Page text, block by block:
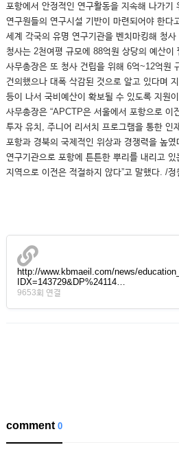
포항에서 안정적인 연구활동을 지속해 나가
연구원들의 연구시설 기반이 마련되어야 한다
세계 각국의 유명 연구기관을 벤치마킹해 청
청사는 2천여평 규모에 88억원 상당의 예산이
사무총장은 또 청사 건립을 위해 6억~12억원
건의했으나 대폭 삭감된 것으로 알고 있다며
등이 나서 국비예산이 확보될 수 있도록 지원
사무총장은 “APCTP은 서울에서 포항으로 이
투자 유치, 주니어 리서치 프로그램을 통한 인
포항과 경북의 국제적인 위상과 경쟁력을 높였
연구기관으로 포항에 튼튼한 뿌리를 내리고
지역으로 이전은 적절하지 않다”고 말했다. /정
http://www.kbmaeil.com/news/
IDX=143729&DP%24114…
9653회 연결
comment0